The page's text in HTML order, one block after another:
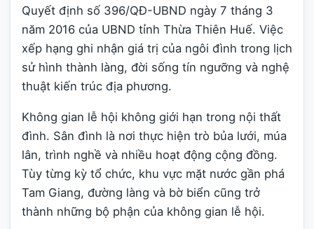
Quyết định số 396/QĐ-UBND ngày 7 tháng 3
năm 2016 của UBND tỉnh Thừa Thiên Huế. Việc
xếp hạng ghi nhận giá trị của ngôi đình trong lịch
sử hình thành làng, đời sống tín ngưỡng và nghệ
thuật kiến trúc địa phương.
Không gian lễ hội không giới hạn trong nội thất
đình. Sân đình là nơi thực hiện trò bủa lưới, múa
lân, trình nghề và nhiều hoạt động cộng đồng.
Tùy từng kỳ tổ chức, khu vực mặt nước gần phá
Tam Giang, đường làng và bờ biển cũng trở
thành những bộ phận của không gian lễ hội.